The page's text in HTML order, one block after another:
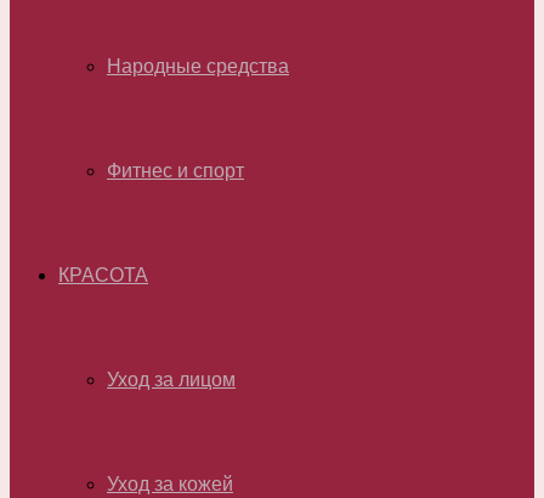
Народные средства
Фитнес и спорт
КРАСОТА
Уход за лицом
Уход за кожей